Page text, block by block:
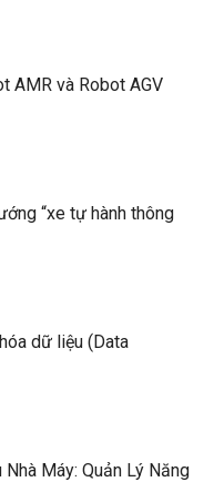
AMR và Robot AGV
“xe tự hành thông
dữ liệu (Data
Máy: Quản Lý Năng